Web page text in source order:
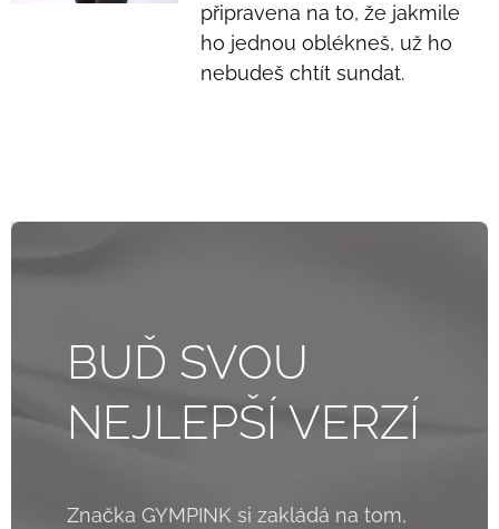
připravena na to, že jakmile
ho jednou oblékneš, už ho
nebudeš chtít sundat.
BUĎ SVOU
NEJLEPŠÍ VERZÍ
Značka GYMPINK si zakládá na tom,